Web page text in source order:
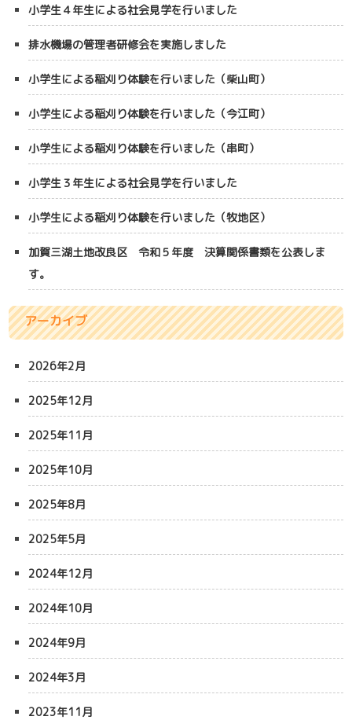
小学生４年生による社会見学を行いました
排水機場の管理者研修会を実施しました
小学生による稲刈り体験を行いました（柴山町）
小学生による稲刈り体験を行いました（今江町）
小学生による稲刈り体験を行いました（串町）
小学生３年生による社会見学を行いました
小学生による稲刈り体験を行いました（牧地区）
加賀三湖土地改良区 令和５年度 決算関係書類を公表しま
す。
アーカイブ
2026年2月
2025年12月
2025年11月
2025年10月
2025年8月
2025年5月
2024年12月
2024年10月
2024年9月
2024年3月
2023年11月